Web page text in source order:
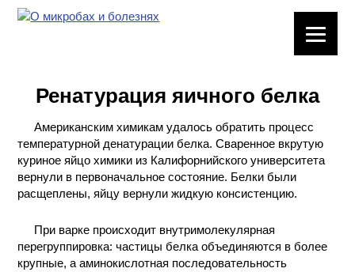
ХИМИЧЕСКАЯ
ВРЕДНЫЕ
ФАКТОРЫ
ПРАКТИЧЕСКОЙ
ХИМИИ
Ренатурация яичного белка
Американским химикам удалось обратить процесс
температурной денатурации белка. Сваренное вкрутую
куриное яйцо химики из Калифорнийского университета
вернули в первоначальное состояние. Белки были
расщеплены, яйцу вернули жидкую консистенцию.
При варке происходит внутримолекулярная
перегруппировка: частицы белка объединяются в более
крупные, а аминокислотная последовательность